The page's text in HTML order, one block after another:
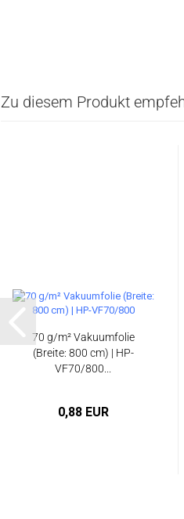
Zu diesem Produkt
70 g/m² Vakuumfolie
(Breite: 800 cm) | HP-
VF70/800...
0,88 EUR